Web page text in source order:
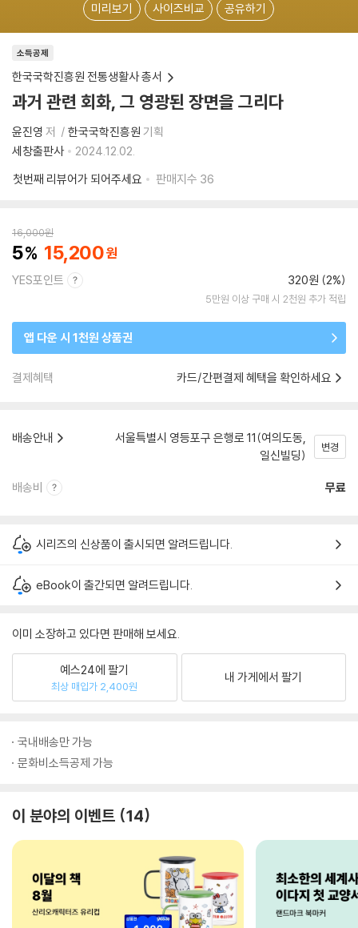
미리보기 사이즈비교 공유하기
소득공제
한국국학진흥원 전통생활사 총서
과거 관련 회화, 그 영광된 장면을 그리다
윤진영 저 한국국학진흥원 기획
세창출판사
2024.12.02.
첫번째 리뷰어가 되어주세요
판매지수 36
16,000원
5 15,200
YES포인트 320원 (2%)
5만원 이상 구매 시 2천원 추가 적립
앱 다운 시 1천원 상품권
결제혜택 카드/간편결제 혜택을 확인하세요
배송안내
서울특별시 영등포구 은행로 11(여의도동,
일신빌딩)
변경
배송비 무료
시리즈의 신상품이 출시되면 알려드립니다.
eBook이 출간되면 알려드립니다.
이미 소장하고 있다면 판매해 보세요.
예스24에 팔기
최상 매입가 2,400원
내 가게에서 팔기
국내배송만 가능
문화비소득공제 가능
이 분야의 이벤트 14